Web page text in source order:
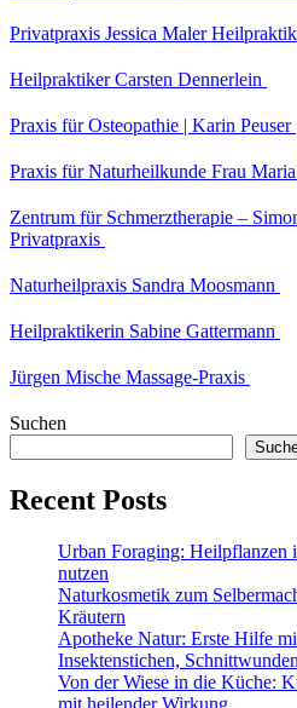
Privatpraxis Jessica Maler
Heilpraktiker Carsten Dennerlein
Praxis für Osteopathie | Karin Peuser
Praxis für Naturheilkunde Frau
Zentrum für Schmerztherapie –
Privatpraxis
Naturheilpraxis Sandra Moosmann
Heilpraktikerin Sabine Gattermann
Jürgen Mische Massage-Praxis
Suchen
Recent Posts
Urban Foraging: Heilpflanzen
nutzen
Naturkosmetik zum
Kräutern
Apotheke Natur: Erste Hilfe
Insektenstichen,
Von der Wiese in die Küche:
mit heilender Wirkung